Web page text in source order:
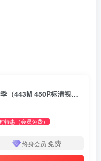
洋葱初中语文文言文常考实词第一季（443M 450P标清视频）百度网盘分享下载
特惠（会员免费）
终身会员 免费